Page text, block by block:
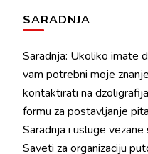
SARADNJA
Saradnja: Ukoliko imate
vam potrebni moje
kontaktirati na
formu za postavljanje
Saradnja i usluge
Saveti za organizaciju